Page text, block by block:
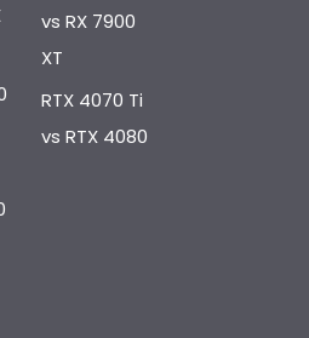
vs RX 7900
XT
RTX 4070 Ti
vs RTX 4080